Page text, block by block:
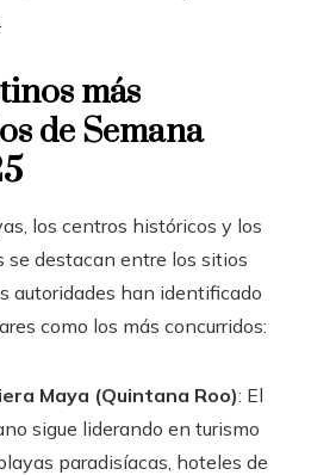
más
de Semana
los centros históricos y los
se destacan entre los sitios
autoridades han identificado
como los más concurridos:
Maya (Quintana Roo): El
sigue liderando en turismo
paradisíacas, hoteles de